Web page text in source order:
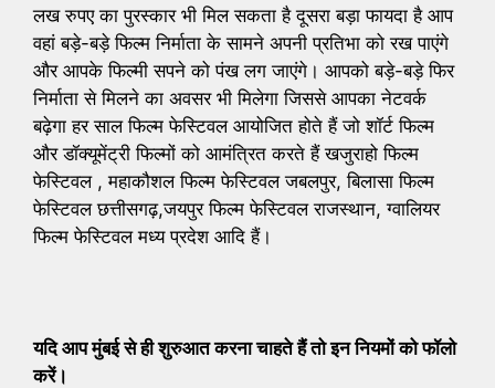
लख रुपए का पुरस्कार भी मिल सकता है दूसरा बड़ा फायदा है आप
वहां बड़े-बड़े फिल्म निर्माता के सामने अपनी प्रतिभा को रख पाएंगे
और आपके फिल्मी सपने को पंख लग जाएंगे। आपको बड़े-बड़े फिर
निर्माता से मिलने का अवसर भी मिलेगा जिससे आपका नेटवर्क
बढ़ेगा हर साल फिल्म फेस्टिवल आयोजित होते हैं जो शॉर्ट फिल्म
और डॉक्यूमेंट्री फिल्मों को आमंत्रित करते हैं खजुराहो फिल्म
फेस्टिवल , महाकौशल फिल्म फेस्टिवल जबलपुर, बिलासा फिल्म
फेस्टिवल छत्तीसगढ़,जयपुर फिल्म फेस्टिवल राजस्थान, ग्वालियर
फिल्म फेस्टिवल मध्य प्रदेश आदि हैं।
यदि आप मुंबई से ही शुरुआत करना चाहते हैं तो इन नियमों को फॉलो
करें।